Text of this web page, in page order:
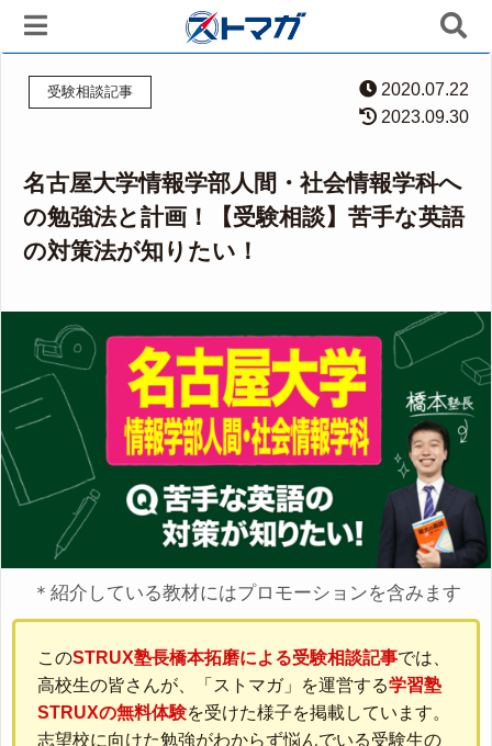
受験相談記事
2020.07.22
2023.09.30
名古屋大学情報学部人間・社会情報学科へ
の勉強法と計画！【受験相談】苦手な英語
の対策法が知りたい！
＊紹介している教材にはプロモーションを含みます
このSTRUX塾長橋本拓磨による受験相談記事では、
高校生の皆さんが、「ストマガ」を運営する学習塾
STRUXの無料体験を受けた様子を掲載しています。
志望校に向けた勉強がわからず悩んでいる受験生の